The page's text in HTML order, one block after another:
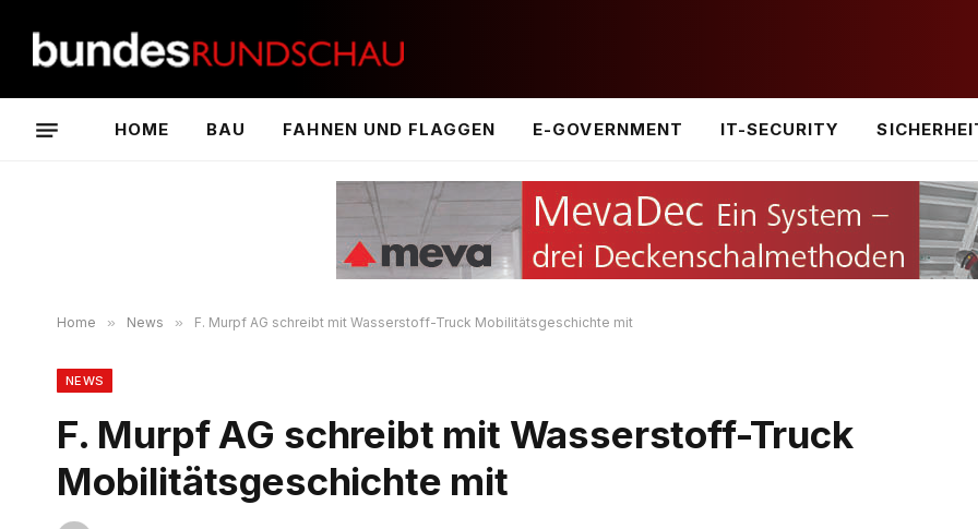
HOME BAU FAHNEN UND FLAGGEN E-GOVERNMENT IT-SECURITY
Home » News » F. Murpf AG schreibt mit Wasserstoff-Truck Mobilitätsgeschichte mit
NEWS
F. Murpf AG schreibt mit Wasserstoff-Truck
Mobilitätsgeschichte mit